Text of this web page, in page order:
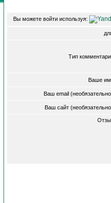
Вы можете войти используя:
Тип
Ваше
Ваш email
Ваш сайт